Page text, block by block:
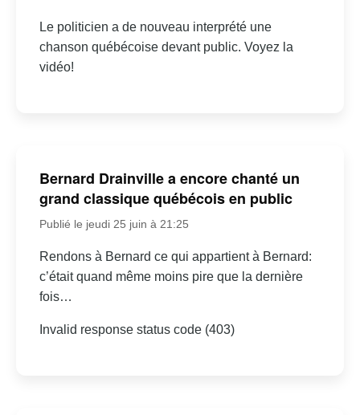
Le politicien a de nouveau interprété une
chanson québécoise devant public. Voyez la
vidéo!
Bernard Drainville a encore chanté un
grand classique québécois en public
Publié le jeudi 25 juin à 21:25
Rendons à Bernard ce qui appartient à Bernard:
c’était quand même moins pire que la dernière
fois…
Invalid response status code (403)